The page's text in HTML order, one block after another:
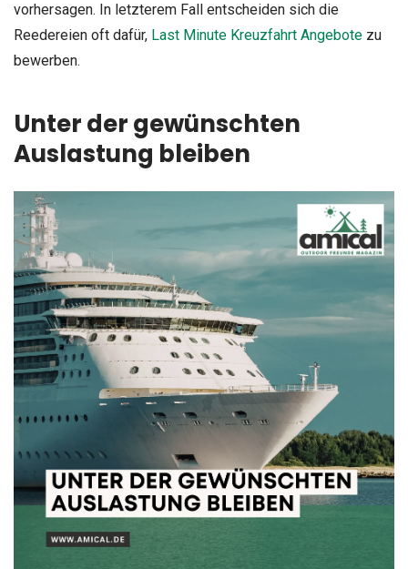
vorhersagen. In letzterem Fall entscheiden sich die
Reedereien oft dafür, Last Minute Kreuzfahrt Angebote zu
bewerben.
Unter der gewünschten
Auslastung bleiben